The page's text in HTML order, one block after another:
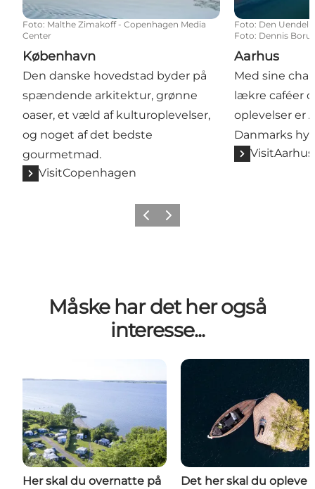
Foto: Malthe Zimakoff - Copenhagen Media
Center
København
Den danske hovedstad byder på
spændende arkitektur, grønne
oaser, et væld af kulturoplevelser,
og noget af det bedste
gourmetmad.
VisitCopenhagen
Foto: Den
Foto: Dennis
Aarhus
Med sine
lækre caféer
oplevelser er
Danmarks
VisitAarhus
ForrigeNæste
Måske har det her også
interesse...
Her skal du overnatte på
Det her skal du opleve i